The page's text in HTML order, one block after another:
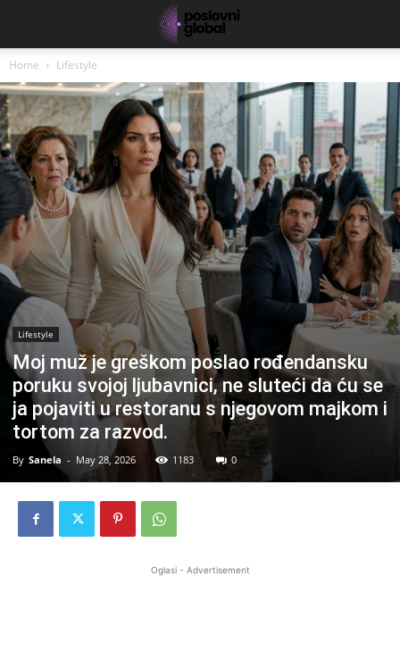
Home Lifestyle
Lifestyle
Moj muž je greškom poslao rođendansku
poruku svojoj ljubavnici, ne sluteći da ću se
ja pojaviti u restoranu s njegovom majkom i
tortom za razvod.
By Sanela - May 28, 2026 1183 0
Oglasi - Advertisement